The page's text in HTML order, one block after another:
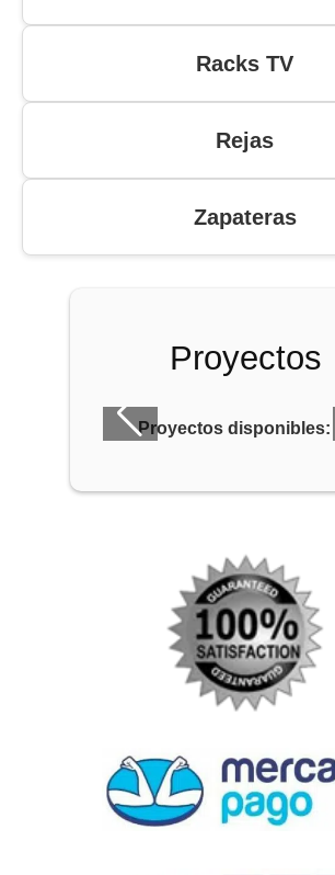
Racks TV
Rejas
Zapateras
Proyectos
Proyectos disponibles: